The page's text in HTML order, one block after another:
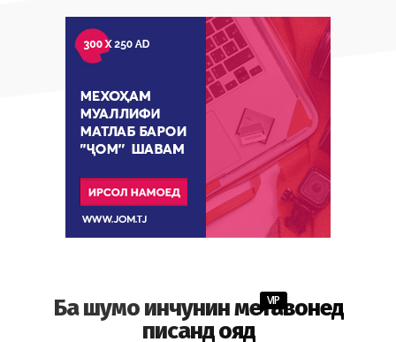
Ба шумо инчунин метавонед
писанд ояд
VIP